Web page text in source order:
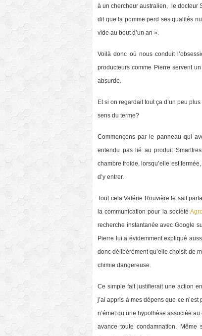
à un chercheur australien, le docteur
dit que la pomme perd ses qualités
vide au bout d’un an ».
Voilà donc où nous conduit
producteurs comme Pierre servent
absurde.
Et si on regardait tout ça d’un peu
sens du terme?
Commençons par le panneau qui
entendu pas lié au produit
chambre froide, lorsqu’elle est
d’y entrer.
Tout cela Valérie Rouvière le sait
la communication pour la société
recherche instantanée avec Google
Pierre lui a évidemment expliqué
donc délibérément qu’elle choisit de
chimie dangereuse.
Ce simple fait justifierait une action
j’ai appris à mes dépens que ce
n’émet qu’une hypothèse associée
avance toute condamnation.